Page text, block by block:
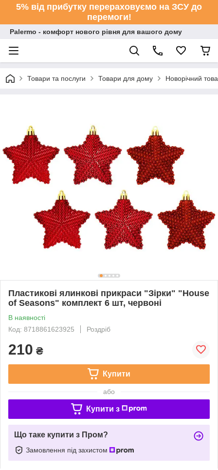
5% від прибутку перераховуємо на ЗСУ до
перемоги!
Palermo - комфорт нового рівня для вашого дому
Товари та послуги Товари для дому Новорічний
Пластикові ялинкові прикраси "Зірки" "House
of Seasons" комплект 6 шт, червоні
В наявності
Код: 8718861623925
Роздріб
210 ₴
Купити
або
Купити з
Що таке купити з Пром?
Замовлення під захистом